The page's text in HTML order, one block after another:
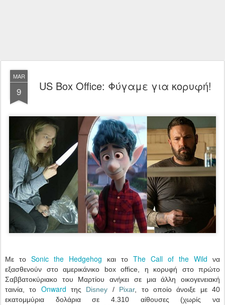
MAR
9 US Box Office: Φύγαμε για κορυφή!
Με το Sonic the Hedgehog και το The Call of the Wild να
εξασθενούν στο αμερικάνικο box office, η κορυφή στο πρώτο
Σαββατοκύριακο του Μαρτίου ανήκει σε μια άλλη οικογενειακή
ταινία, το Onward της Disney / Pixar, το οποίο άνοιξε με 40
εκατομμύρια δολάρια σε 4.310 αίθουσες (χωρίς να